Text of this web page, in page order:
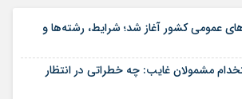
عمومی کشور آغاز شد؛ شرایط، رشته‌ها و
مشمولان غایب: چه خطراتی در انتظار